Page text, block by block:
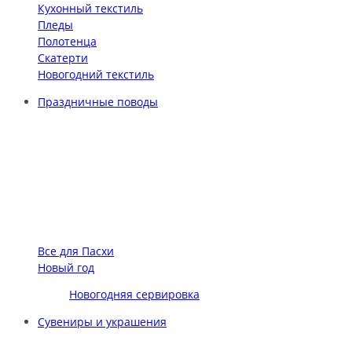
Кухонный текстиль
Пледы
Полотенца
Скатерти
Новогодний текстиль
Праздничные поводы
Все для Пасхи
Новый год
Новогодняя сервировка
Сувениры и украшения